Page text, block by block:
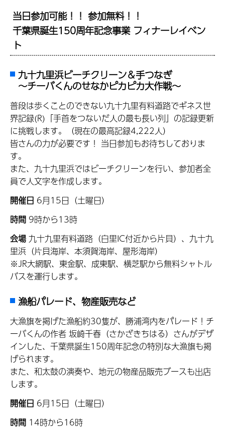
当日参加可能！！ 参加無料！！
千葉県誕生150周年記念事業 フィナーレイベン
ト
九十九里浜ビーチクリーン＆手つなぎ
～チーバくんのせなかピカピカ大作戦～
普段は歩くことのできない九十九里有料道路でギネス世
界記録(R)「手首をつないだ人の最も長い列」の記録更新
に挑戦します。（現在の最高記録4,222人）
皆さんの力が必要です！ 当日参加もお待ちしておりま
す。
また、九十九里浜ではビーチクリーンを行い、参加者全
員で人文字を作成します。
開催日 6月15日（土曜日）
時間 9時から13時
会場 九十九里有料道路（白里IC付近から片貝）、九十九
里浜（片貝海岸、本須賀海岸、屋形海岸）
※JR大網駅、東金駅、成東駅、横芝駅から無料シャトル
バスを運行します。
漁船パレード、物産販売など
大漁旗を掲げた漁船約30隻が、勝浦湾内をパレード！チ
ーバくんの作者 坂崎千春（さかざきちはる）さんがデザ
インした、千葉県誕生150周年記念の特別な大漁旗も掲
げられます。
また、和太鼓の演奏や、地元の物産品販売ブースも出店
します。
開催日 6月15日（土曜日）
時間 14時から16時